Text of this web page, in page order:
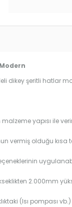
dikey şeritli hatlar
yapısı ile
vermiş olduğu kısa
2.000mm
(Isı pompası